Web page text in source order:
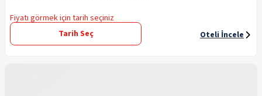
Fiyatı görmek için tarih seçiniz
Tarih Seç
Oteli İncele